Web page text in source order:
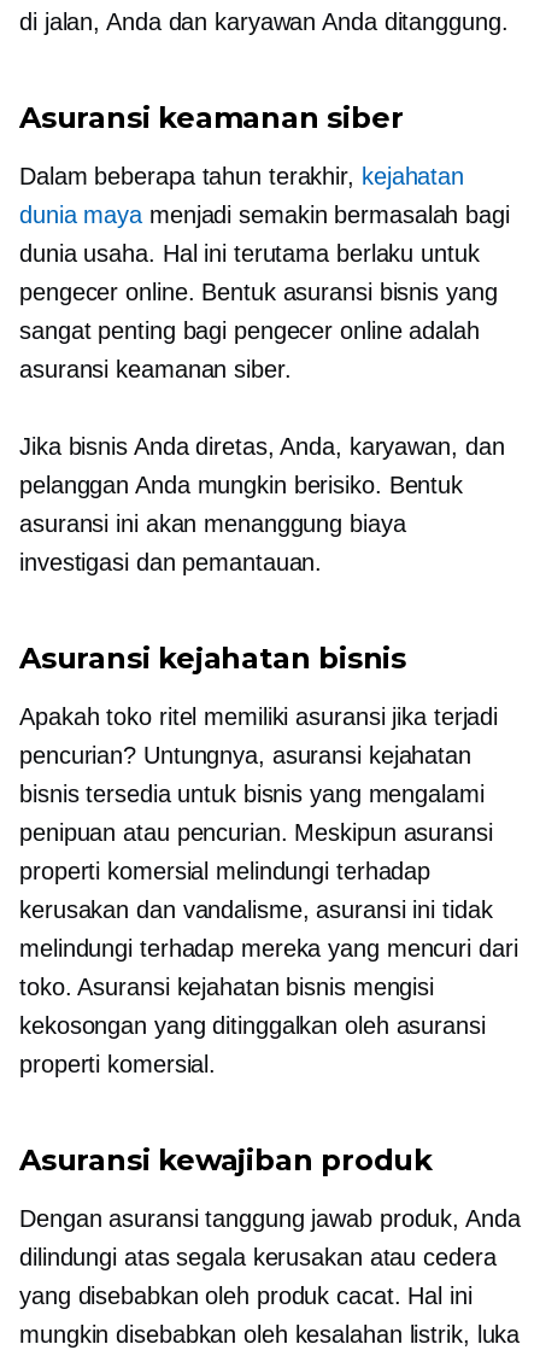
di jalan, Anda dan karyawan Anda ditanggung.
Asuransi keamanan siber
Dalam beberapa tahun terakhir, kejahatan
dunia maya menjadi semakin bermasalah bagi
dunia usaha. Hal ini terutama berlaku untuk
pengecer online. Bentuk asuransi bisnis yang
sangat penting bagi pengecer online adalah
asuransi keamanan siber.
Jika bisnis Anda diretas, Anda, karyawan, dan
pelanggan Anda mungkin berisiko. Bentuk
asuransi ini akan menanggung biaya
investigasi dan pemantauan.
Asuransi kejahatan bisnis
Apakah toko ritel memiliki asuransi jika terjadi
pencurian? Untungnya, asuransi kejahatan
bisnis tersedia untuk bisnis yang mengalami
penipuan atau pencurian. Meskipun asuransi
properti komersial melindungi terhadap
kerusakan dan vandalisme, asuransi ini tidak
melindungi terhadap mereka yang mencuri dari
toko. Asuransi kejahatan bisnis mengisi
kekosongan yang ditinggalkan oleh asuransi
properti komersial.
Asuransi kewajiban produk
Dengan asuransi tanggung jawab produk, Anda
dilindungi atas segala kerusakan atau cedera
yang disebabkan oleh produk cacat. Hal ini
mungkin disebabkan oleh kesalahan listrik, luka